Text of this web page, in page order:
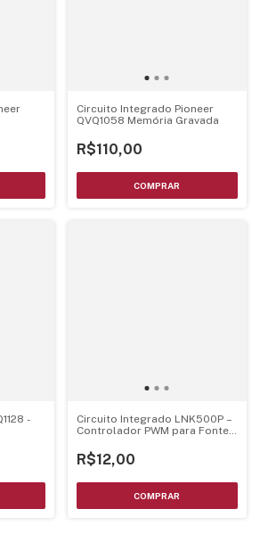
Circuito Integrado Pioneer
QVQ1058 Memória Gravada
R$110,00
-
Circuito Integrado LNK500P –
Controlador PWM para Fonte
R$12,00